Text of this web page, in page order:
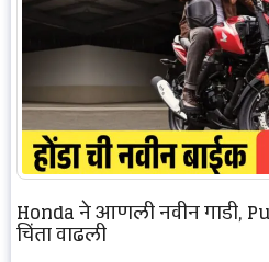
Honda ने आणली नवीन गाडी,
चिंता वाढली